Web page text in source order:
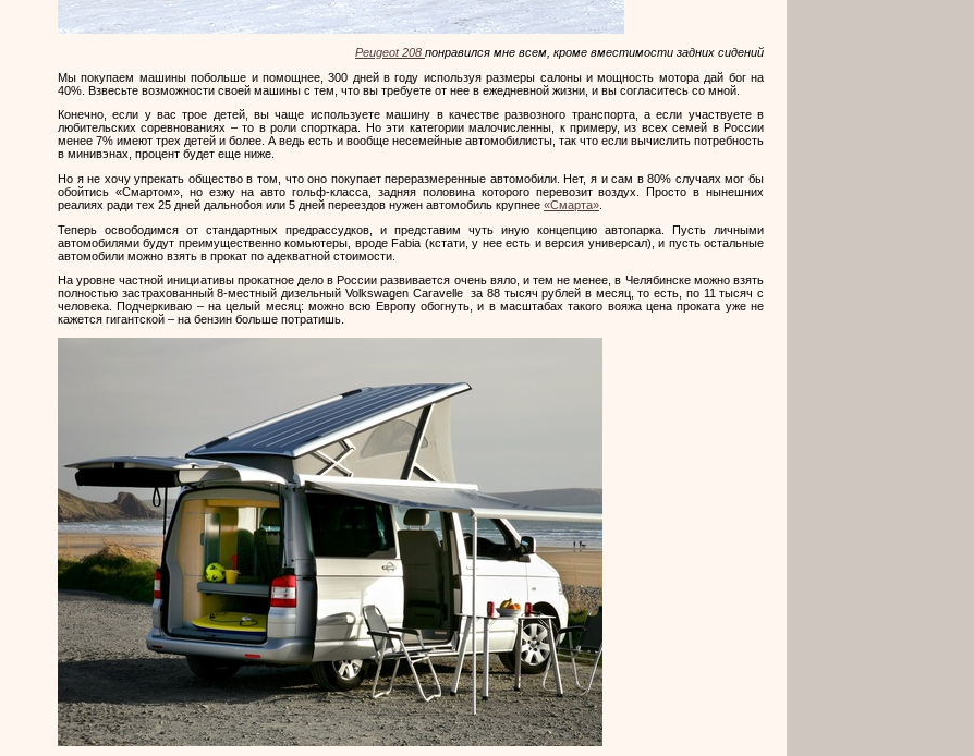
Peugeot 208 понравился мне всем, кроме вместимости задних сидений
Мы покупаем машины побольше и помощнее, 300 дней в году используя размеры салоны и мощность мотора дай бог на
40%. Взвесьте возможности своей машины с тем, что вы требуете от нее в ежедневной жизни, и вы согласитесь со мной.
Конечно, если у вас трое детей, вы чаще используете машину в качестве развозного транспорта, а если участвуете в
любительских соревнованиях – то в роли спорткара. Но эти категории малочисленны, к примеру, из всех семей в России
менее 7% имеют трех детей и более. А ведь есть и вообще несемейные автомобилисты, так что если вычислить потребность
в минивэнах, процент будет еще ниже.
Но я не хочу упрекать общество в том, что оно покупает переразмеренные автомобили. Нет, я и сам в 80% случаях мог бы
обойтись «Смартом», но езжу на авто гольф-класса, задняя половина которого перевозит воздух. Просто в нынешних
реалиях ради тех 25 дней дальнобоя или 5 дней переездов нужен автомобиль крупнее «Смарта»
Теперь освободимся от стандартных предрассудков, и представим чуть иную концепцию автопарка. Пусть личными
автомобилями будут преимущественно комьютеры, вродеFabia (кстати, у нее есть и версия универсал), и пусть остальные
автомобили можно взять в прокат по адекватной стоимости.
На уровне частной инициативы прокатное дело в России развивается очень вяло, и тем не менее, в Челябинске можно взять
полностью застрахованный 8-местный дизельный Volkswagen Caravelle
за 88 тысяч рублей в месяц, то есть, по 11 тысяч с
человека. Подчеркиваю – на целый месяц: можно всю Европу обогнуть, и в масштабах такого вояжа цена проката уже не
кажется гигантской – на бензин больше потратишь.